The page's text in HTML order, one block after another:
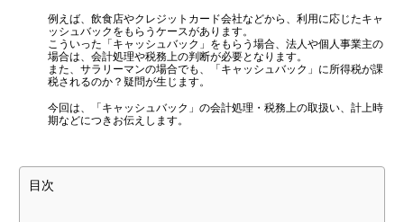
金融機関から調達するメリットとデメリット
VCによる資金調達
料金案内
創業3年目までの特別料金
はまだ税理士法人の代表税理士
近畿税理士会 神戸支部：登録番号121899
日本公認会計士協会 兵庫会： 登録番号17074
兵庫県行政書士会：登録番号19300373
1973年生まれ、大阪府豊中市出身
あずさ監査法人出身
クレアビズコンサルティング株式会社
相続専門サイト：御影みらい相続センター
例えば、飲食店やクレジットカード会社などから、利用に応じたキャ
ッシュバックをもらうケースがあります。
こういった「キャッシュバック」をもらう場合、法人や個人事業主の
場合は、会計処理や税務上の判断が必要となります。
また、サラリーマンの場合でも、「キャッシュバック」に所得税が課
税されるのか？疑問が生じます。
今回は、「キャッシュバック」の会計処理・税務上の取扱い、計上時
期などにつきお伝えします。
目次